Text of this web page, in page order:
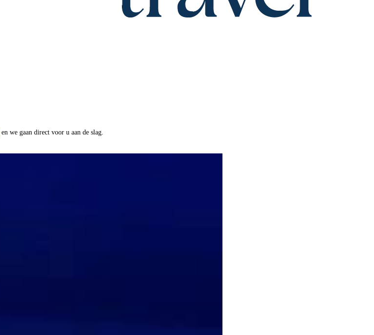
en we gaan direct voor u aan de slag.